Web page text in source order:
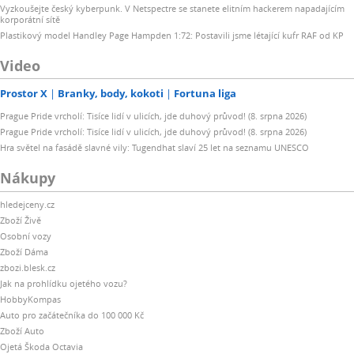
Vyzkoušejte český kyberpunk. V Netspectre se stanete elitním hackerem napadajícím
korporátní sítě
Plastikový model Handley Page Hampden 1:72: Postavili jsme létající kufr RAF od KP
Video
Prostor X Branky, body, kokoti Fortuna liga
Prague Pride vrcholí: Tisíce lidí v ulicích, jde duhový průvod! (8. srpna 2026)
Prague Pride vrcholí: Tisíce lidí v ulicích, jde duhový průvod! (8. srpna 2026)
Hra světel na fasádě slavné vily: Tugendhat slaví 25 let na seznamu UNESCO
Nákupy
hledejceny.cz
Zboží Živě
Osobní vozy
Zboží Dáma
zbozi.blesk.cz
Jak na prohlídku ojetého vozu?
HobbyKompas
Auto pro začátečníka do 100 000 Kč
Zboží Auto
Ojetá Škoda Octavia